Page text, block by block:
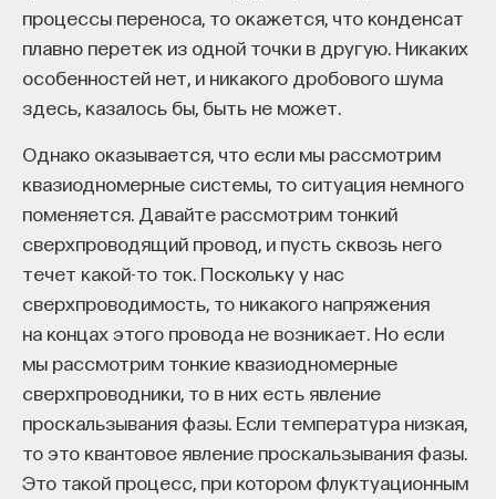
процессы переноса, то окажется, что конденсат
плавно перетек из одной точки в другую. Никаких
особенностей нет, и никакого дробового шума
здесь, казалось бы, быть не может.
Однако оказывается, что если мы рассмотрим
квазиодномерные системы, то ситуация немного
поменяется. Давайте рассмотрим тонкий
сверхпроводящий провод, и пусть сквозь него
течет какой-то ток. Поскольку у нас
сверхпроводимость, то никакого напряжения
на концах этого провода не возникает. Но если
мы рассмотрим тонкие квазиодномерные
сверхпроводники, то в них есть явление
проскальзывания фазы. Если температура низкая,
то это квантовое явление проскальзывания фазы.
Это такой процесс, при котором флуктуационным
КУРС
Наука сна: как управлять
своим сном
СОХРАНИТЬ КУРС